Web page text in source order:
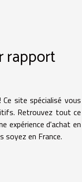
rapport
site spécialisé vous
Retrouvez tout ce
expérience d'achat en
soyez en France.